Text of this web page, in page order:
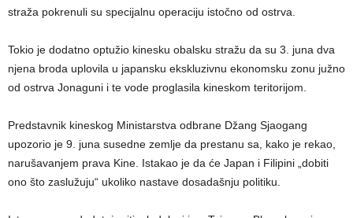
straža pokrenuli su specijalnu operaciju istočno od ostrva.
Tokio je dodatno optužio kinesku obalsku stražu da su 3. juna dva
njena broda uplovila u japansku ekskluzivnu ekonomsku zonu južno
od ostrva Jonaguni i te vode proglasila kineskom teritorijom.
Predstavnik kineskog Ministarstva odbrane Džang Sjaogang
upozorio je 9. juna susedne zemlje da prestanu sa, kako je rekao,
narušavanjem prava Kine. Istakao je da će Japan i Filipini „dobiti
ono što zaslužuju“ ukoliko nastave dosadašnju politiku.